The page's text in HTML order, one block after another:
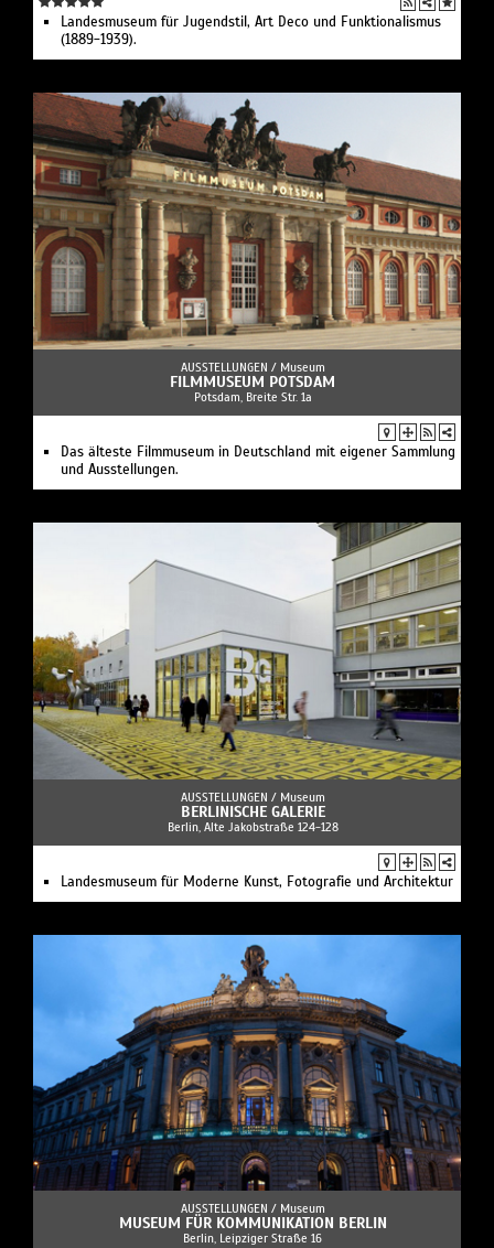
Landesmuseum für Jugendstil, Art Deco und Funktionalismus
(1889-1939).
AUSSTELLUNGEN / Museum
FILMMUSEUM POTSDAM
Potsdam, Breite Str. 1a
Das älteste Filmmuseum in Deutschland mit eigener Sammlung
und Ausstellungen.
AUSSTELLUNGEN / Museum
BERLINISCHE GALERIE
Berlin, Alte Jakobstraße 124-128
Landesmuseum für Moderne Kunst, Fotografie und Architektur
AUSSTELLUNGEN / Museum
MUSEUM FÜR KOMMUNIKATION BERLIN
Berlin, Leipziger Straße 16